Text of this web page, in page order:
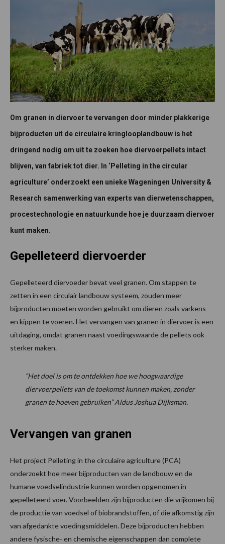
Om granen in diervoer te vervangen door minder plakkerige
bijproducten uit de circulaire kringlooplandbouw is het
dringend nodig om uit te zoeken hoe diervoerpellets intact
blijven, van fabriek tot dier. In ‘Pelleting in the circular
agriculture’ onderzoekt een unieke Wageningen University &
Research samenwerking van experts van dierwetenschappen,
procestechnologie en natuurkunde hoe je duurzaam diervoer
kunt maken.
Gepelleteerd diervoerder
Gepelleteerd diervoeder bevat veel granen. Om stappen te
zetten in een circulair landbouw systeem, zouden meer
bijproducten moeten worden gebruikt om dieren zoals varkens
en kippen te voeren. Het vervangen van granen in diervoer is een
uitdaging, omdat granen naast voedingswaarde de pellets ook
sterker maken.
“Het doel is om te ontdekken hoe we hoogwaardige
diervoerpellets van de toekomst kunnen maken, zonder
granen te hoeven gebruiken” Aldus Joshua Dijksman.
Vervangen van granen
Het project Pelleting in the circulaire agriculture (PCA)
onderzoekt hoe meer bijproducten van de landbouw en de
humane voedselindustrie kunnen worden opgenomen in
gepelleteerd voer. Voorbeelden zijn bijproducten die vrijkomen bij
de productie van voedsel of biobrandstoffen, of die afkomstig zijn
van afgedankte voedingsmiddelen. Deze bijproducten hebben
andere fysische- en chemische eigenschappen dan complete